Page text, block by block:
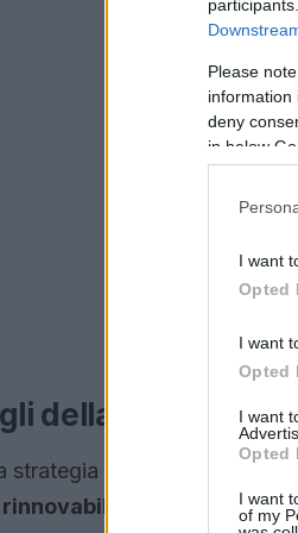
Please
information
deny
in below
I want
Opted
I want
Opted
I want
Opted
I want
of my
della nuova
strategia di Apple si fonda
responsabilità